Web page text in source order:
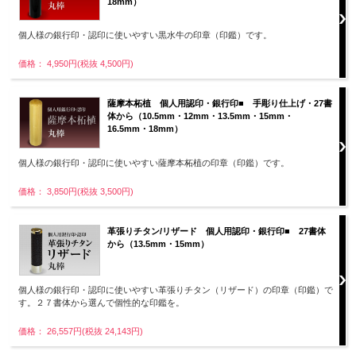
個人様の銀行印・認印に使いやすい黒水牛の印章（印鑑）です。
価格： 4,950円(税抜 4,500円)
薩摩本柘植 個人用認印・銀行印■ 手彫り仕上げ・27書
体から（10.5mm・12mm・13.5mm・15mm・
16.5mm・18mm）
個人様の銀行印・認印に使いやすい薩摩本柘植の印章（印鑑）です。
価格： 3,850円(税抜 3,500円)
革張りチタン/リザード 個人用認印・銀行印■ 27書体
から（13.5mm・15mm）
個人様の銀行印・認印に使いやすい革張りチタン（リザード）の印章（印鑑）で
す。２７書体から選んで個性的な印鑑を。
価格： 26,557円(税抜 24,143円)